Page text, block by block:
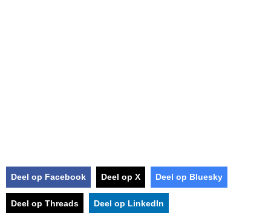
Deel op Facebook Deel op X Deel op Bluesky
Deel op Threads Deel op LinkedIn